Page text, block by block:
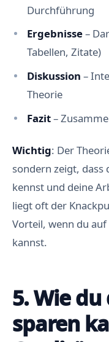
Durchführung
Ergebnisse–
Tabellen, Zitate)
Diskussion –
Theorie
Fazit–
Wichtig: Der
sondern zeigt, dass
kennst und deine
liegt oft der
Vorteil, wenn du
kannst.
5. Wie
sparen